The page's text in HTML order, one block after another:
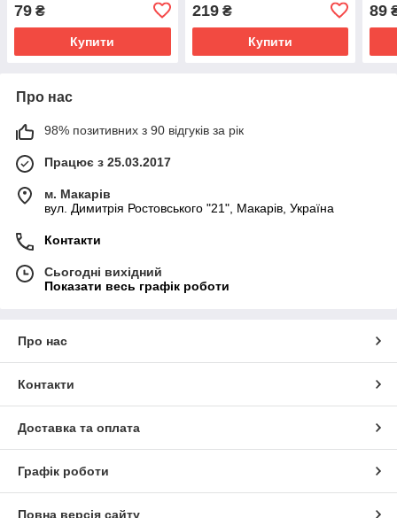
79 ₴
Купити
219₴
Купити
89
Про нас
98% позитивних з 90 відгуків за рік
Працює з 25.03.2017
м. Макарів
вул. Димитрія Ростовського "21", Макарів, Україна
Контакти
Сьогодні вихідний
Показати весь графік роботи
Про нас
Контакти
Доставка та оплата
Графік роботи
Повна версія сайту